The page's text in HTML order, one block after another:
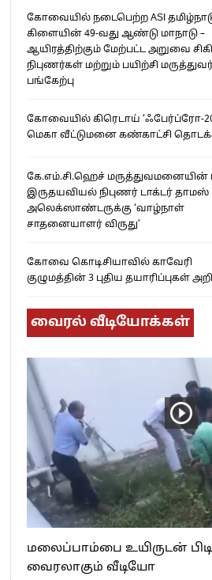
கோவையில் நடைபெற்ற ASI
கிளையின் 49-வது ஆண்டு மாநாடு –
ஆயிரத்திற்கும் மேற்பட்ட அறுவை
நிபுணர்கள் மற்றும் பயிற்சி
பங்கேற்பு
கோவையில் கிரெடாய் ‘ஃபேர்ப்ரோ-
மெகா வீட்டுமனை கண்காட்சி
கே.எம்.சி.ஹெச் மருத்துவமனையின்
இருதயவியல் நிபுணர் டாக்டர் தாமஸ்
அலெக்ஸாண்டருக்கு ‘வாழ்நாள்
சாதனையாளர் விருது’
கோவை கொடிசியாவில் காவேரி
குழுமத்தின் 3 புதிய தயாரிப்புகள்
வைரல் வீடியோக்கள்
மலைப்பாம்பை உயிருடன்
வைரலாகும் வீடியோ